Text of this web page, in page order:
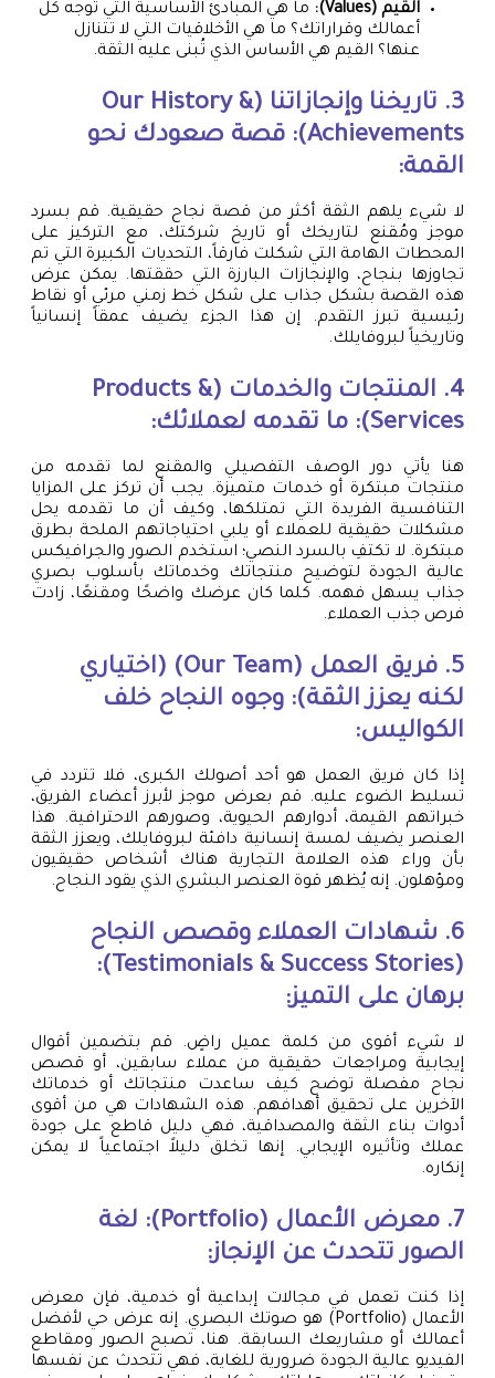
القيم (Values):
ما هي المبادئ الأساسية التي توجه كل
أعمالك وقراراتك؟ ما هي الأخلاقيات التي لا تتنازل
عنها؟ القيم هي الأساس الذي تُبنى عليه الثقة.
3. تاريخنا وإنجازاتنا (Our History &
Achievements): قصة صعودك نحو
القمة:
لا شيء يلهم الثقة أكثر من قصة نجاح حقيقية. قم بسرد
موجز ومُقنع لتاريخك أو تاريخ شركتك، مع التركيز على
المحطات الهامة التي شكلت فارقاً، التحديات الكبيرة التي تم
تجاوزها بنجاح، والإنجازات البارزة التي حققتها. يمكن عرض
هذه القصة بشكل جذاب على شكل خط زمني مرئي أو نقاط
رئيسية تبرز التقدم. إن هذا الجزء يضيف عمقاً إنسانياً
وتاريخياً لبروفايلك.
4. المنتجات والخدمات (Products &
Services): ما تقدمه لعملائك:
هنا يأتي دور الوصف التفصيلي والمقنع لما تقدمه من
منتجات مبتكرة أو خدمات متميزة. يجب أن تركز على المزايا
التنافسية الفريدة التي تمتلكها، وكيف أن ما تقدمه يحل
مشكلات حقيقية للعملاء أو يلبي احتياجاتهم الملحة بطرق
مبتكرة. لا تكتفِ بالسرد النصي؛ استخدم الصور والجرافيكس
عالية الجودة لتوضيح منتجاتك وخدماتك بأسلوب بصري
جذاب يسهل فهمه. كلما كان عرضك واضحًا ومقنعًا، زادت
فرص جذب العملاء.
5. فريق العمل (Our Team) (اختياري
لكنه يعزز الثقة): وجوه النجاح خلف
الكواليس:
إذا كان فريق العمل هو أحد أصولك الكبرى، فلا تتردد في
تسليط الضوء عليه. قم بعرض موجز لأبرز أعضاء الفريق،
خبراتهم القيمة، أدوارهم الحيوية، وصورهم الاحترافية. هذا
العنصر يضيف لمسة إنسانية دافئة لبروفايلك، ويعزز الثقة
بأن وراء هذه العلامة التجارية هناك أشخاص حقيقيون
ومؤهلون. إنه يُظهر قوة العنصر البشري الذي يقود النجاح.
6. شهادات العملاء وقصص النجاح
(Testimonials & Success Stories):
برهان على التميز:
لا شيء أقوى من كلمة عميل راضٍ. قم بتضمين أقوال
إيجابية ومراجعات حقيقية من عملاء سابقين، أو قصص
نجاح مفصلة توضح كيف ساعدت منتجاتك أو خدماتك
الآخرين على تحقيق أهدافهم. هذه الشهادات هي من أقوى
أدوات بناء الثقة والمصداقية، فهي دليل قاطع على جودة
عملك وتأثيره الإيجابي. إنها تخلق دليلاً اجتماعياً لا يمكن
إنكاره.
7. معرض الأعمال (Portfolio): لغة
الصور تتحدث عن الإنجاز:
إذا كنت تعمل في مجالات إبداعية أو خدمية، فإن معرض
الأعمال (Portfolio) هو صوتك البصري. إنه عرض حي لأفضل
أعمالك أو مشاريعك السابقة. هنا، تصبح الصور ومقاطع
الفيديو عالية الجودة ضرورية للغاية، فهي تتحدث عن نفسها